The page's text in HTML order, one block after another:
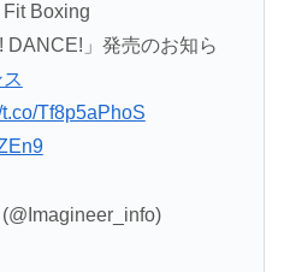
Boxing
DANCE!」発売のお知ら
t.co/Tf8p5aPhoS